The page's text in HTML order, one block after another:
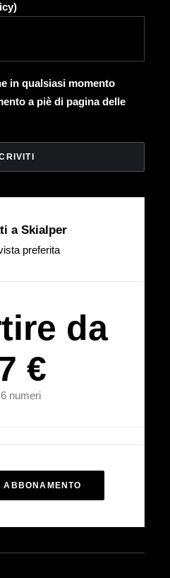
)
in qualsiasi momento
a piè di pagina delle
a Skialper
preferita
da
€
numeri